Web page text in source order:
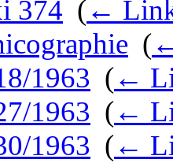
374 (←
(
1963 (←
1963 (←
1963 (←